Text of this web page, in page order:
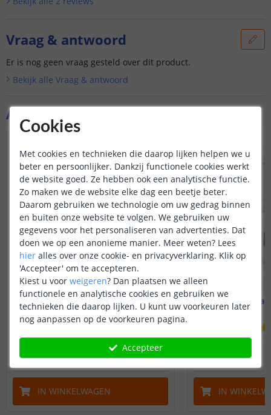
Aanvullende producten
Aqara Presence Sensor FP2
Nauwkeurige detectie
OP VOORRAAD 83,95
IN WINKELWAGEN
NIEUW
Aqara Motion
OP VOORRAAD
IN
Vraag & antwoord
Er is nog geen vraag gesteld over dit product.
Bekijk alle Vraag & antwoord
Cookies
Met cookies en technieken die daarop lijken helpen we u
beter en persoonlijker. Dankzij functionele cookies werkt
de website goed. Ze hebben ook een analytische functie.
Zo maken we de website elke dag een beetje beter.
Daarom gebruiken we technologie om uw gedrag binnen
en buiten onze website te volgen. We gebruiken uw
gegevens voor het personaliseren van advertenties. Dat
doen we op een anonieme manier. Meer weten? Lees
hier alles over onze cookie- en privacyverklaring. Klik op
'Accepteer' om te accepteren.
Kiest u voor weigeren? Dan plaatsen we alleen
functionele en analytische cookies en gebruiken we
technieken die daarop lijken. U kunt uw voorkeuren later
nog aanpassen op de voorkeuren pagina.
Accepteer